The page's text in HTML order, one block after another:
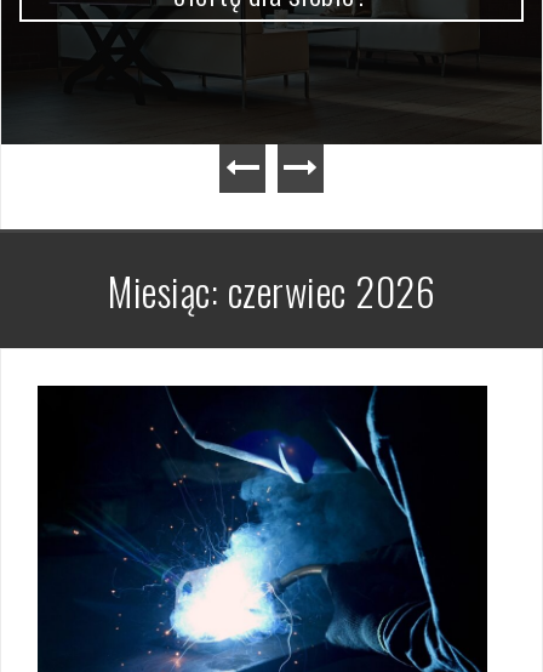
Miesiąc: czerwiec 2026